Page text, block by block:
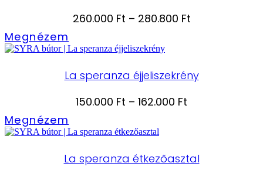
260.000 Ft – 280.800 FtÁrtartomány:
Megnézem
La speranza éjjeliszekrény
150.000 Ft – 162.000 Ft
Megnézem
La speranza étkezőasztal